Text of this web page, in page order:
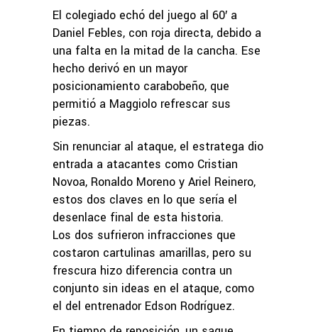
El colegiado echó del juego al 60′ a
Daniel Febles, con roja directa, debido a
una falta en la mitad de la cancha. Ese
hecho derivó en un mayor
posicionamiento carabobeño, que
permitió a Maggiolo refrescar sus
piezas.
Sin renunciar al ataque, el estratega dio
entrada a atacantes como Cristian
Novoa, Ronaldo Moreno y Ariel Reinero,
estos dos claves en lo que sería el
desenlace final de esta historia.
Los dos sufrieron infracciones que
costaron cartulinas amarillas, pero su
frescura hizo diferencia contra un
conjunto sin ideas en el ataque, como
el del entrenador Edson Rodríguez.